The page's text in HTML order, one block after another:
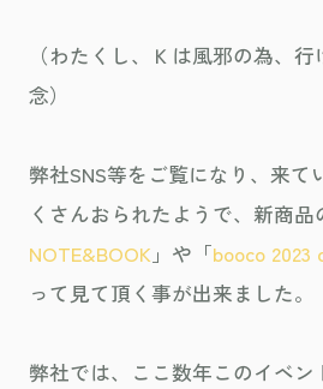
（わたくし、Ｋは風邪の為、
念）
弊社SNS等をご覧になり、来て
くさんおられたようで、新商品
NOTE&BOOK」や「booco 2023
って見て頂く事が出来ました。
弊社では、ここ数年このイベ